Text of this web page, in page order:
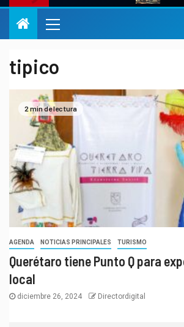
tipico
2 min de lectura
AGENDA NOTICIAS PRINCIPALES TURISMO
Querétaro tiene Punto Q para
local
diciembre 26, 2024 Directordigital